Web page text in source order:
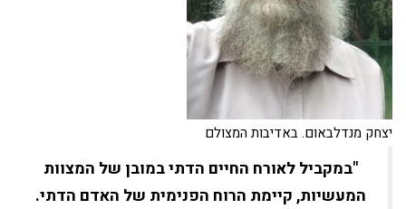
יצחק מנדלבאום. באדיבות המצולם
"במקביל לאורח החיים הדתי במובן של המצוות
המעשיות, קיימת הרוח הפנימית של האדם הדתי.